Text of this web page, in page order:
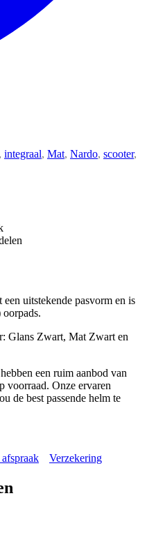
, integraal, Mat, Nardo, scooter,
uitstekende pasvorm en is
Glans Zwart, Mat Zwart en
een ruim aanbod van
voorraad. Onze ervaren
de best passende helm te
Verzekering